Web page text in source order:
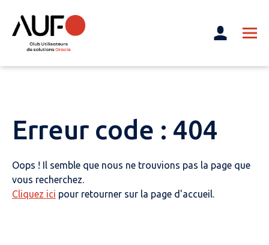
Erreur code : 404
Oops ! Il semble que nous ne trouvions pas la page que
vous recherchez.
Cliquez ici pour retourner sur la page d'accueil.